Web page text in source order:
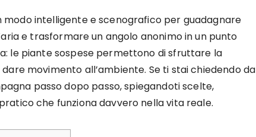
intelligente e scenografico per guadagnare
e trasformare un angolo anonimo in un punto
le piante sospese permettono di sfruttare la
movimento all’ambiente. Se ti stai chiedendo da
passo dopo passo, spiegandoti scelte,
che funziona davvero nella vita reale.